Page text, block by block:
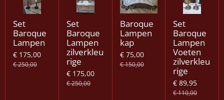
Set
Baroque
Lampen
€ 175,00
€ 250,00
Set
Baroque
Lampen
zilverkleu
rige
€ 175,00
€ 250,00
Baroque
Lampen
kap
€ 75,00
€ 150,00
Set
Baroque
Lampen
Voeten
zilverkleu
rige
€ 89,95
€ 110,00